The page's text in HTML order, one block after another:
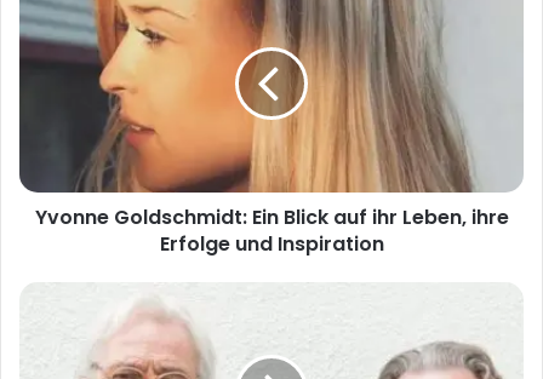
Goldschmidt:
Ein
Blick
Erfolge
undYvonne Goldschmidt: Ein Blick auf ihr Leben, ihre
Erfolge und Inspiration